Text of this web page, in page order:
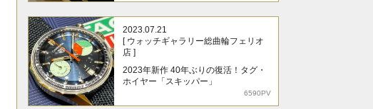
2023.07.21
[ ウォッチギャラリー総曲輪フェリオ
店 ]
2023年新作 40年ぶりの復活！タグ・
ホイヤー「スキッパー」
6590PV